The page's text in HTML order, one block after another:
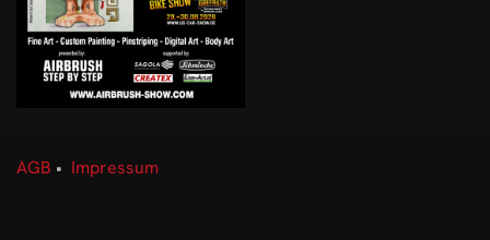
AGB • Impressum